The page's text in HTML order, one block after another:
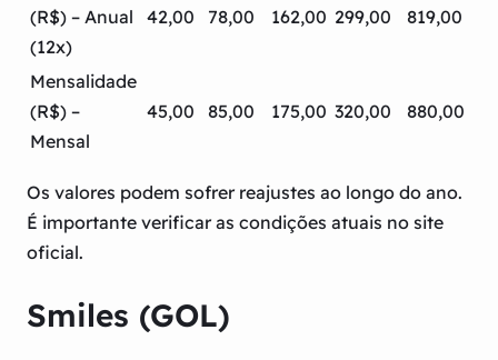
(R$) – Anual
(12x)
42,00 78,00 162,00 299,00 819,00
Mensalidade
(R$) –
Mensal
45,00 85,00 175,00 320,00 880,00
Os valores podem sofrer reajustes ao longo do ano.
É importante verificar as condições atuais no site
oficial.
Smiles (GOL)